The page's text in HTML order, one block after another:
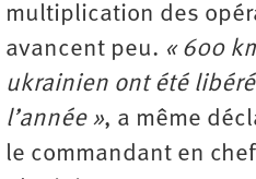
multiplication des
avancent peu. « 600
ukrainien ont été
l’année », a même
le commandant en